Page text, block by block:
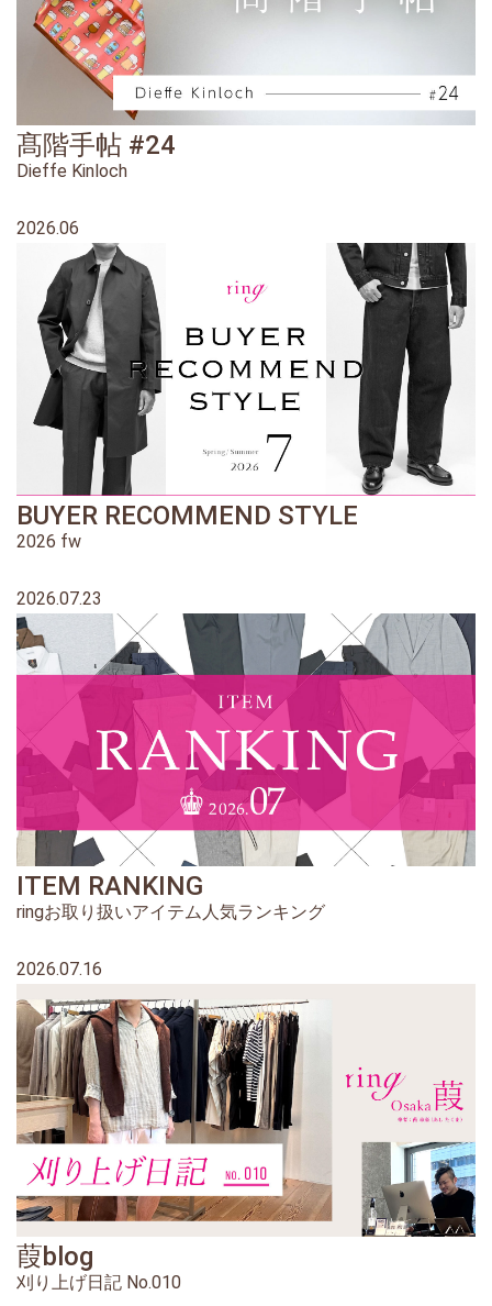
髙階手帖 #24
Dieffe Kinloch
2026.06
BUYER RECOMMEND STYLE
2026 fw
2026.07.23
ITEM RANKING
ringお取り扱いアイテム人気ランキング
2026.07.16
葭blog
刈り上げ日記 No.010